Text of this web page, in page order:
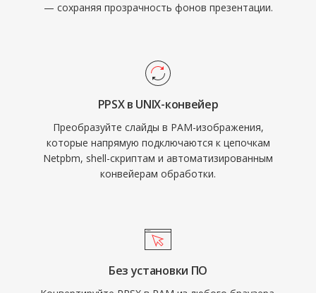
— сохраняя прозрачность фонов презентации.
PPSX в UNIX-конвейер
Преобразуйте слайды в PAM-изображения,
которые напрямую подключаются к цепочкам
Netpbm, shell-скриптам и автоматизированным
конвейерам обработки.
Без установки ПО